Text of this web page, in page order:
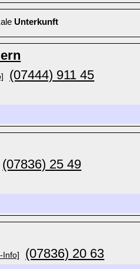
Unterkunft
(07444) 911 45
(07836) 25 49
Info] (07836) 20 63